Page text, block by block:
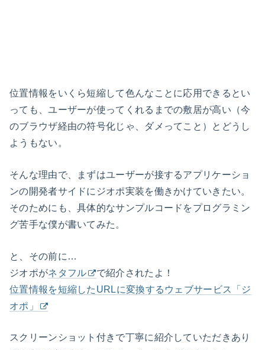
位置情報をいくら短縮して色んなことに応用できるとい
っても、ユーザーが使ってくれるまでの敷居が高い（今
のブラウザ経由の符号化じゃ、ダメってこと）とどうし
ようもない。
そんな理由で、まずはユーザーが接するアプリケーショ
ンの開発者サイドにジオポ実装を働きかけていきたい。
そのためにも、具体的なサンプルコードをプログラミン
グ苦手な僕が書いてみた。
と、その前に…
ジオポがネタフル
で紹介されたよ！
位置情報を短縮したURLに変換するウェブサービス「ジ
オポ」
スクリーンショット付きで丁寧に紹介していただきあり